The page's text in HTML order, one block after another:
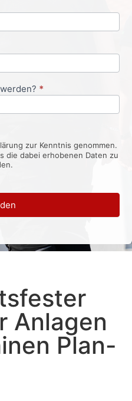
*
zur Kenntnis genommen.
die dabei erhobenen Daten zu
Anlagen
Plan-